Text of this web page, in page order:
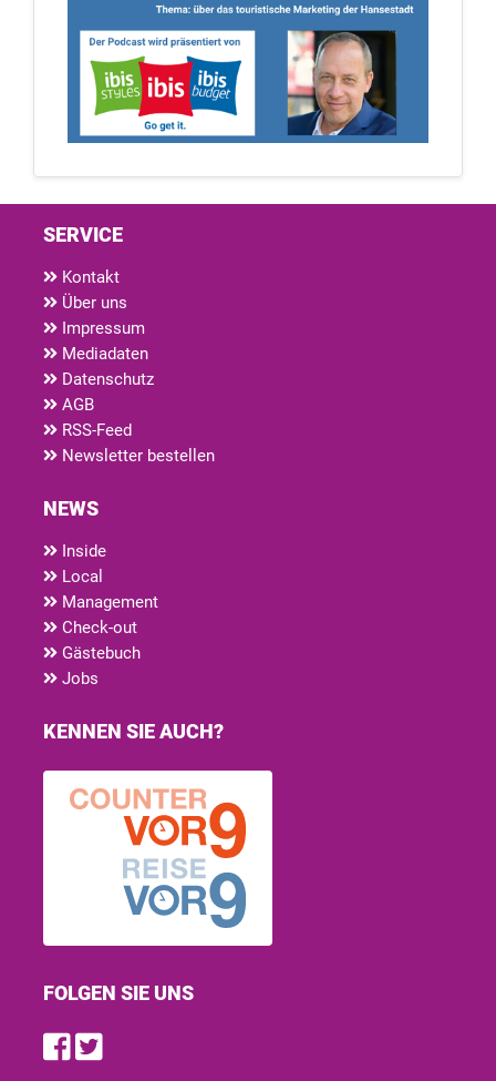
SERVICE
Kontakt
Über uns
Impressum
Mediadaten
Datenschutz
AGB
RSS-Feed
Newsletter bestellen
NEWS
Inside
Local
Management
Check-out
Gästebuch
Jobs
KENNEN SIE AUCH?
FOLGEN SIE UNS
Find us on Facebook
Follow us on Twitter